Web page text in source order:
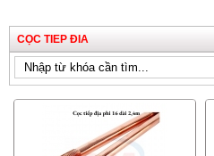
CỌC TIEP ĐIA